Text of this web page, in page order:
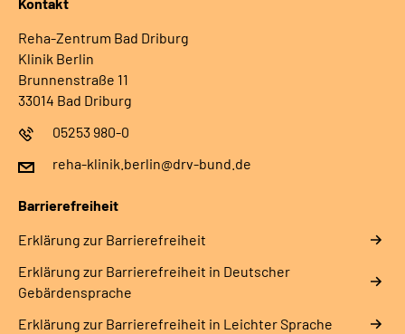
Reha-Zentrum Bad Driburg
Klinik Berlin
Brunnenstraße 11
33014 Bad Driburg
05253 980-0
reha-klinik.berlin@drv-bund.de
Barrierefreiheit
Erklärung zur Barrierefreiheit
Erklärung zur Barrierefreiheit in Deutscher
Gebärdensprache
Erklärung zur Barrierefreiheit in Leichter Sprache